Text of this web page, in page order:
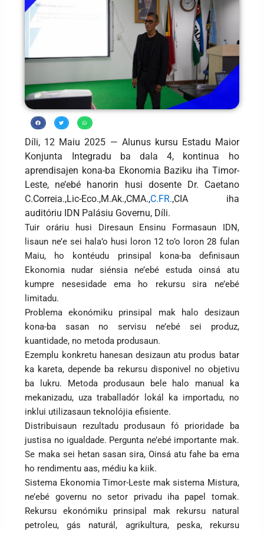
Díli, 12 Maiu 2025 — Alunus kursu Estadu Maior
Konjunta Integradu ba dala 4, kontinua ho
aprendisajen kona-ba Ekonomia Baziku iha Timor-
Leste, ne’ebé hanorin husi dosente Dr. Caetano
C.Correia.,Lic-Eco.,M.Ak.,CMA.,C.FR.,CIA iha
auditóriu IDN Palásiu Governu, Díli.
Tuir oráriu husi Diresaun Ensinu Formasaun IDN,
lisaun ne’e sei hala’o husi loron 12 to’o loron 28 fulan
Maiu, ho kontéudu prinsipal kona-ba definisaun
Ekonomia nudar siénsia ne’ebé estuda oinsá atu
kumpre nesesidade ema ho rekursu sira ne’ebé
limitadu.
Problema ekonómiku prinsipal mak halo desizaun
kona-ba sasan no servisu ne’ebé sei produz,
kuantidade, no metoda produsaun.
Ezemplu konkretu hanesan desizaun atu produs batar
ka kareta, depende ba rekursu disponivel no objetivu
ba lukru. Metoda produsaun bele halo manual ka
mekanizadu, uza traballadór lokál ka importadu, no
inklui utilizasaun teknolójia efisiente.
Distribuisaun rezultadu produsaun fó prioridade ba
justisa no igualdade. Pergunta ne’ebé importante mak.
Se maka sei hetan sasan sira, Oinsá atu fahe ba ema
ho rendimentu aas, médiu ka kiik.
Sistema Ekonomia Timor-Leste mak sistema Mistura,
ne’ebé governu no setor privadu iha papel tomak.
Rekursu ekonómiku prinsipal mak rekursu natural
petroleu, gás naturál, agrikultura, peska, rekursu